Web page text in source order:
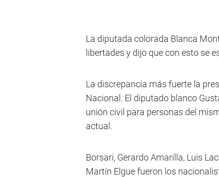
La diputada colorada Blanca
libertades y dijo que con esto se
La discrepancia más fuerte la
Nacional. El diputado blanco
unión civil para personas del
actual.
Borsari, Gerardo Amarilla, Luis
Martín Elgue fueron los